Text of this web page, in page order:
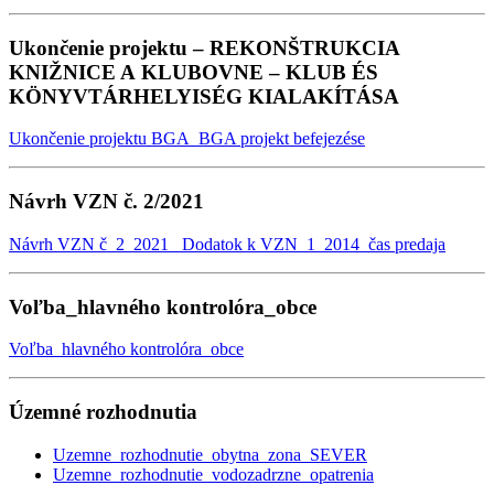
Ukončenie projektu – REKONŠTRUKCIA
KNIŽNICE A KLUBOVNE – KLUB ÉS
KÖNYVTÁRHELYISÉG KIALAKÍTÁSA
Ukončenie projektu BGA_BGA projekt befejezése
Návrh VZN č. 2/2021
Návrh VZN č_2_2021 _Dodatok k VZN_1_2014_čas predaja
Voľba_hlavného kontrolóra_obce
Voľba_hlavného kontrolóra_obce
Územné rozhodnutia
Uzemne_rozhodnutie_obytna_zona_SEVER
Uzemne_rozhodnutie_vodozadrzne_opatrenia